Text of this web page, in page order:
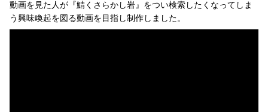
動画を見た人が『鯖くさらかし岩』をつい検索したくなってしま
う興味喚起を図る動画を目指し制作しました。